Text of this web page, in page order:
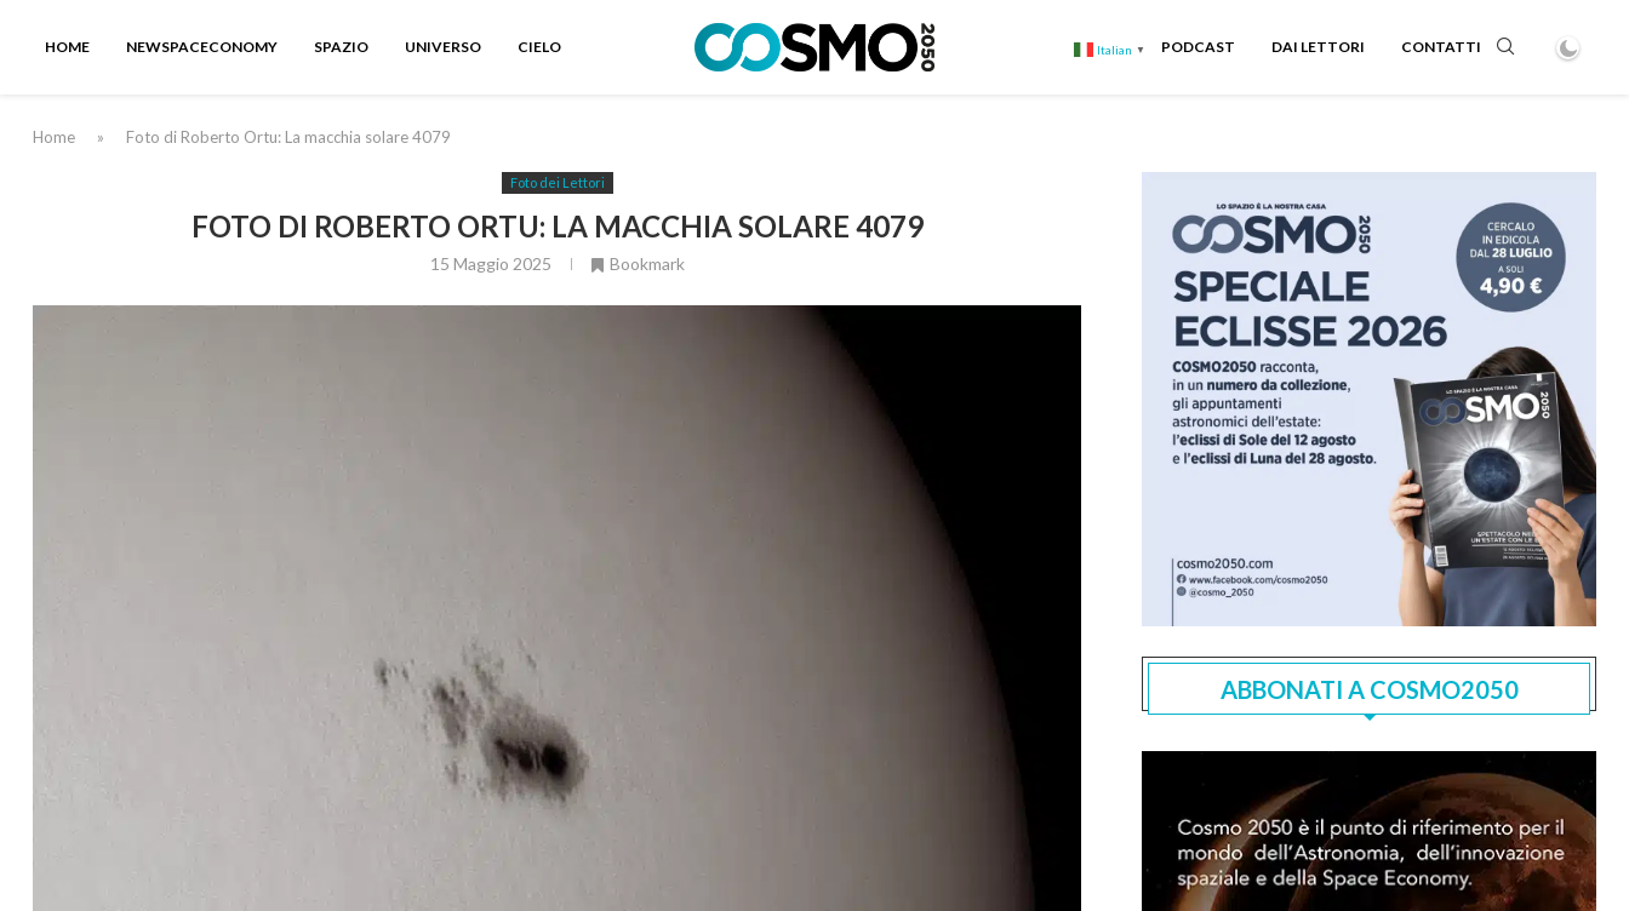
HOME NEWSPACECONOMY SPAZIO UNIVERSO CIELO Italian ▼ PODCAST DAI LETTORI CONTATTI
Home » Foto di Roberto Ortu: La macchia solare 4079
Foto dei Lettori
FOTO DI ROBERTO ORTU: LA MACCHIA SOLARE 4079
15 Maggio 2025 Bookmark
ABBONATI A COSMO2050